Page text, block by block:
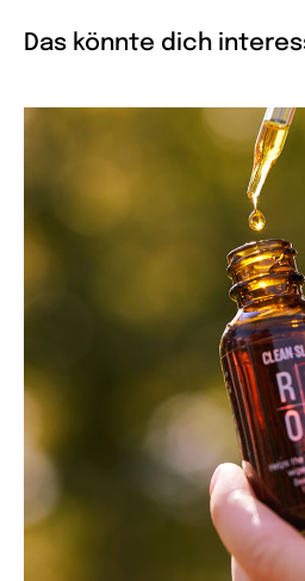
Das könnte dich